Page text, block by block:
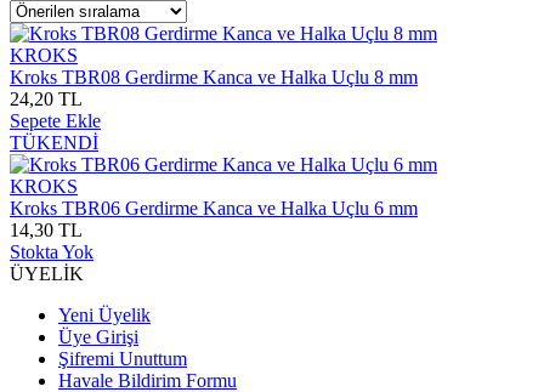
KROKS
Kroks TBR08 Gerdirme Kanca ve Halka Uçlu 8 mm
24,20 TL
Sepete Ekle
TÜKENDİ
KROKS
Kroks TBR06 Gerdirme Kanca ve Halka Uçlu 6 mm
14,30 TL
Stokta Yok
ÜYELİK
Yeni Üyelik
Üye Girişi
Şifremi Unuttum
Havale Bildirim Formu